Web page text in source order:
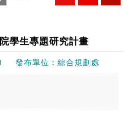
學生專題研究計畫
發布單位： 綜合規劃處